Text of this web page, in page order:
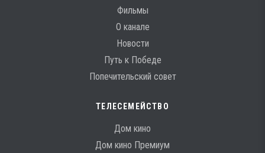
Фильмы
О канале
Новости
Путь к Победе
Попечительский совет
ТЕЛЕСЕМЕЙСТВО
Дом кино
Дом кино Премиум